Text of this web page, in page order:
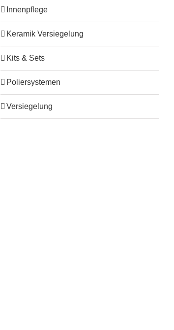
Innenpflege
Keramik Versiegelung
Kits & Sets
Poliersystemen
Versiegelung